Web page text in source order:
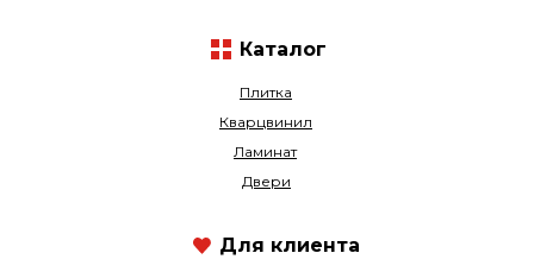
Плитка
Кварцвинил
Ламинат
Двери
Каталог
Для клиента